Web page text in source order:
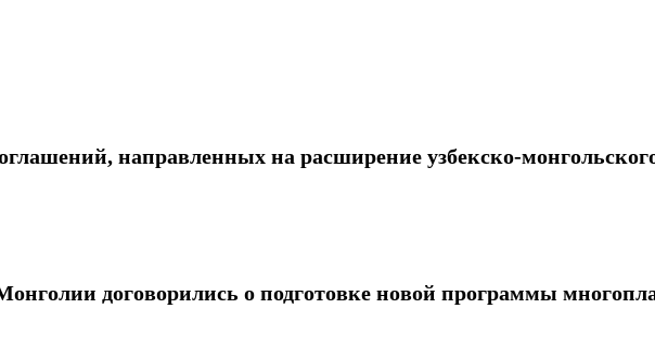
направленных на расширение узбекско-
договорились о подготовке новой программы